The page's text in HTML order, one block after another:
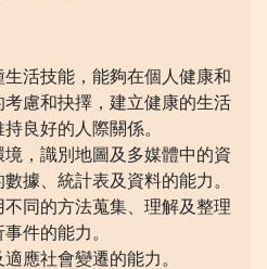
活技能，能夠在個人健康和
慮和抉擇，建立健康的生活
良好的人際關係。
，識別地圖及多媒體中的資
據、統計表及資料的能力。
同的方法蒐集、理解及整理
件的能力。
應社會變遷的能力。